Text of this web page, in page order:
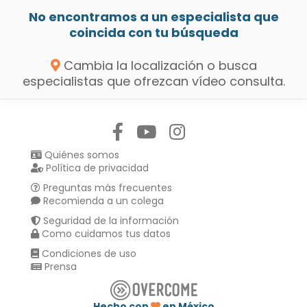
No encontramos a un especialista que
coincida con tu búsqueda
Cambia la localización o busca
especialistas que ofrezcan vídeo consulta.
Quiénes somos
Política de privacidad
Preguntas más frecuentes
Recomienda a un colega
Seguridad de la información
Como cuidamos tus datos
Condiciones de uso
Prensa